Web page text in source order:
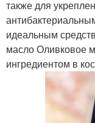
также для
идеальным
масло Оливковое
ингредиентом в